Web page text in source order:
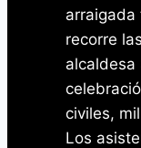
arraigada
recorre
alcaldesa
civiles,
Los